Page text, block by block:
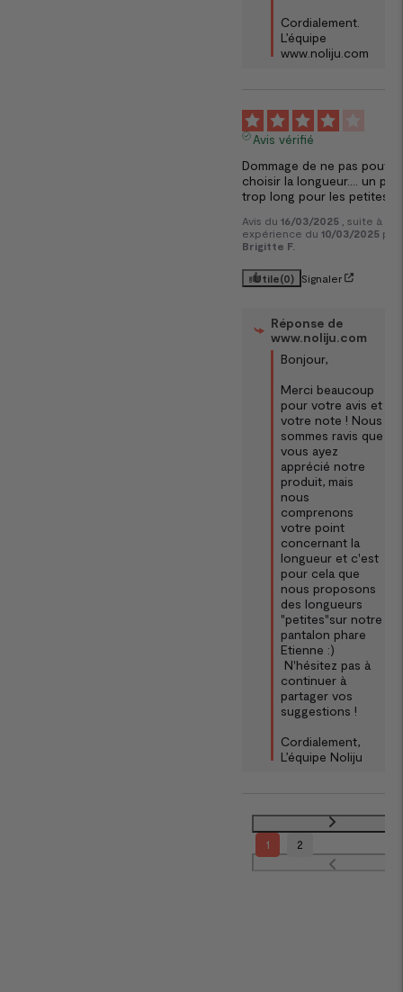
Cordialement.
L’équipe
www.noliju.com
Avis vérifié
Dommage de ne pas
choisir la longueur…. un peu
trop long pour les petites
Avis du 16/03/2025
, suite à
expérience du 10/03/2025 par
Brigitte F.
Utile(0) Signaler
Réponse de
www.noliju.com
Bonjour,
Merci beaucoup
pour votre avis et
votre note ! Nous
sommes ravis que
vous ayez
apprécié notre
produit, mais
nous
comprenons
votre point
concernant la
longueur et c'est
pour cela que
nous proposons
des longueurs
"petites"sur notre
pantalon phare
Etienne :)
continuer à
partager vos
suggestions !
Cordialement,
L’équipe Noliju
1 2